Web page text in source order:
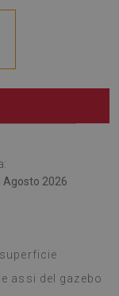
Agosto 2026
assi del gazebo